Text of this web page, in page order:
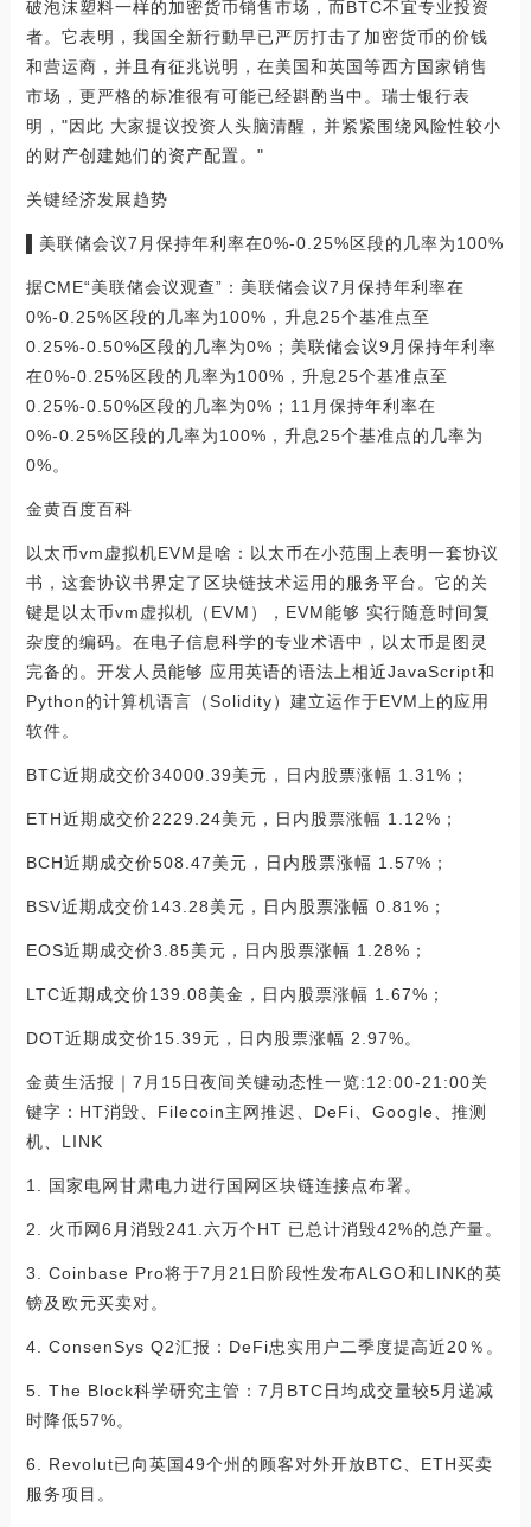
破泡沫塑料一样的加密货币销售市场，而BTC不宜专业投资
者。它表明，我国全新行動早已严厉打击了加密货币的价钱
和营运商，并且有征兆说明，在美国和英国等西方国家销售
市场，更严格的标准很有可能已经斟酌当中。瑞士银行表
明，"因此 大家提议投资人头脑清醒，并紧紧围绕风险性较小
的财产创建她们的资产配置。"
关键经济发展趋势
▌美联储会议7月保持年利率在0%-0.25%区段的几率为100%
据CME“美联储会议观查”：美联储会议7月保持年利率在
0%-0.25%区段的几率为100%，升息25个基准点至
0.25%-0.50%区段的几率为0%；美联储会议9月保持年利率
在0%-0.25%区段的几率为100%，升息25个基准点至
0.25%-0.50%区段的几率为0%；11月保持年利率在
0%-0.25%区段的几率为100%，升息25个基准点的几率为
0%。
金黄百度百科
以太币vm虚拟机EVM是啥：以太币在小范围上表明一套协议
书，这套协议书界定了区块链技术运用的服务平台。它的关
键是以太币vm虚拟机（EVM），EVM能够 实行随意时间复
杂度的编码。在电子信息科学的专业术语中，以太币是图灵
完备的。开发人员能够 应用英语的语法上相近JavaScript和
Python的计算机语言（Solidity）建立运作于EVM上的应用
软件。
BTC近期成交价34000.39美元，日内股票涨幅 1.31%；
ETH近期成交价2229.24美元，日内股票涨幅 1.12%；
BCH近期成交价508.47美元，日内股票涨幅 1.57%；
BSV近期成交价143.28美元，日内股票涨幅 0.81%；
EOS近期成交价3.85美元，日内股票涨幅 1.28%；
LTC近期成交价139.08美金，日内股票涨幅 1.67%；
DOT近期成交价15.39元，日内股票涨幅 2.97%。
金黄生活报｜7月15日夜间关键动态性一览:12:00-21:00关
键字：HT消毁、Filecoin主网推迟、DeFi、Google、推测
机、LINK
1. 国家电网甘肃电力进行国网区块链连接点布署。
2. 火币网6月消毁241.六万个HT 已总计消毁42%的总产量。
3. Coinbase Pro将于7月21日阶段性发布ALGO和LINK的英
镑及欧元买卖对。
4. ConsenSys Q2汇报：DeFi忠实用户二季度提高近20％。
5. The Block科学研究主管：7月BTC日均成交量较5月递减
时降低57%。
6. Revolut已向英国49个州的顾客对外开放BTC、ETH买卖
服务项目。